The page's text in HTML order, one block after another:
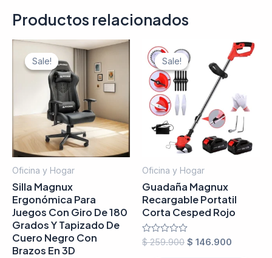
Productos relacionados
Sale!
Sale!
Oficina y Hogar
Silla Magnux
Ergonómica Para
Juegos Con Giro De 180
Grados Y Tapizado De
Cuero Negro Con
Brazos En 3D
Sale!
Sale!
Oficina y Hogar
Guadaña Magnux
Recargable Portatil
Corta Cesped Rojo
Valorado
en
$259.900 $ 146.900